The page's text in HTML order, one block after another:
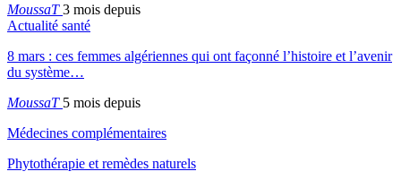
MoussaT3 mois depuis
Actualité santé
8 mars : ces femmes algériennes qui ont façonné l’histoire et l’avenir
du système…
MoussaT 5 mois depuis
Médecines complémentaires
Phytothérapie et remèdes naturels